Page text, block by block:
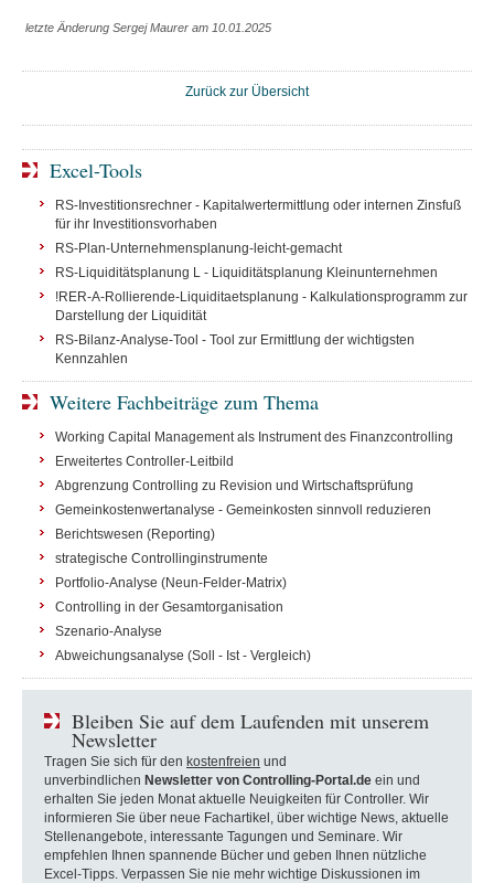
letzte Änderung Sergej Maurer am 10.01.2025
Zurück zur Übersicht
Excel-Tools
RS-Investitionsrechner - Kapitalwertermittlung oder internen Zinsfuß
für ihr Investitionsvorhaben
RS-Plan-Unternehmensplanung-leicht-gemacht
RS-Liquiditätsplanung L - Liquiditätsplanung Kleinunternehmen
!RER-A-Rollierende-Liquiditaetsplanung - Kalkulationsprogramm zur
Darstellung der Liquidität
RS-Bilanz-Analyse-Tool - Tool zur Ermittlung der wichtigsten
Kennzahlen
Weitere Fachbeiträge zum Thema
Working Capital Management als Instrument des Finanzcontrolling
Erweitertes Controller-Leitbild
Abgrenzung Controlling zu Revision und Wirtschaftsprüfung
Gemeinkostenwertanalyse - Gemeinkosten sinnvoll reduzieren
Berichtswesen (Reporting)
strategische Controllinginstrumente
Portfolio-Analyse (Neun-Felder-Matrix)
Controlling in der Gesamtorganisation
Szenario-Analyse
Abweichungsanalyse (Soll - Ist - Vergleich)
Bleiben Sie auf dem Laufenden mit unserem
Newsletter
Tragen Sie sich für den kostenfreien und
unverbindlichen Newsletter von Controlling-Portal.de ein und
erhalten Sie jeden Monat aktuelle Neuigkeiten für Controller. Wir
informieren Sie über neue Fachartikel, über wichtige News, aktuelle
Stellenangebote, interessante Tagungen und Seminare. Wir
empfehlen Ihnen spannende Bücher und geben Ihnen nützliche
Excel-Tipps. Verpassen Sie nie mehr wichtige Diskussionen im